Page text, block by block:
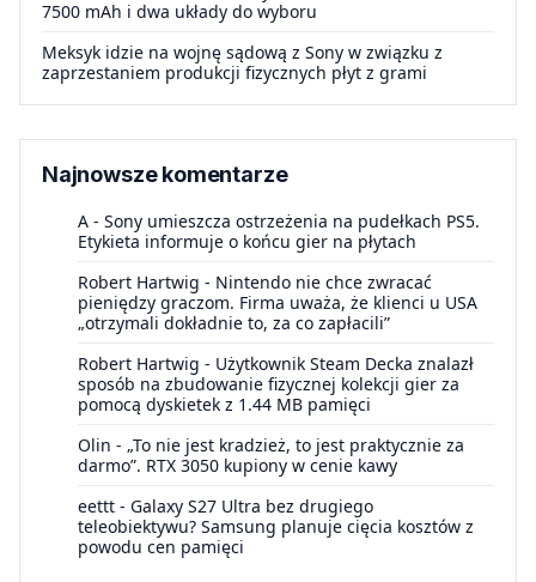
7500 mAh i dwa układy do wyboru
Meksyk idzie na wojnę sądową z Sony w związku z
zaprzestaniem produkcji fizycznych płyt z grami
Najnowsze komentarze
A - Sony umieszcza ostrzeżenia na pudełkach PS5.
Etykieta informuje o końcu gier na płytach
Robert Hartwig - Nintendo nie chce zwracać
pieniędzy graczom. Firma uważa, że klienci u USA
„otrzymali dokładnie to, za co zapłacili”
Robert Hartwig - Użytkownik Steam Decka znalazł
sposób na zbudowanie fizycznej kolekcji gier za
pomocą dyskietek z 1.44 MB pamięci
Olin - „To nie jest kradzież, to jest praktycznie za
darmo”. RTX 3050 kupiony w cenie kawy
eettt - Galaxy S27 Ultra bez drugiego
teleobiektywu? Samsung planuje cięcia kosztów z
powodu cen pamięci